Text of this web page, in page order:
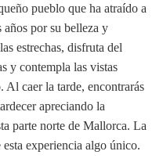
pueblo que ha atraído a
años por su belleza y
estrechas, disfruta del
y contempla las vistas
Al caer la tarde, encontrarás
apreciando la
parte norte de Mallorca. La
experiencia algo único.